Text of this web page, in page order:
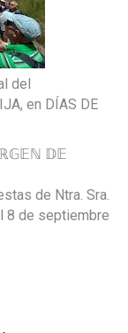
del
en DÍAS DE
𝔻𝔼
de Ntra. Sra.
8 de septiembre